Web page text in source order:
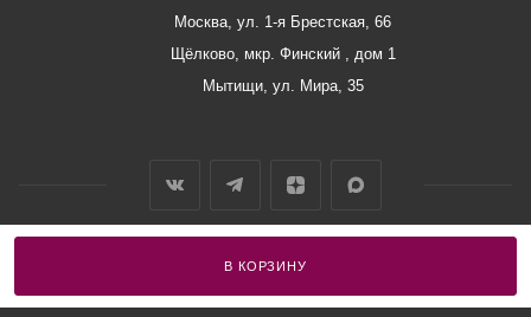
В КОРЗИНУ
Москва, ул. 1-я Брестская, 66
Щёлково, мкр. Финский , дом 1
Мытищи, ул. Мира, 35
2026 © ООО «Винный Дом Балаклавы»